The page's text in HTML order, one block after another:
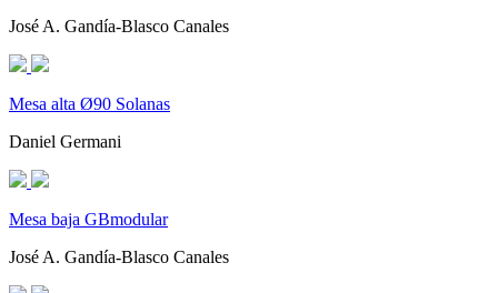
José A. Gandía-Blasco Canales
Mesa alta Ø90 Solanas
Daniel Germani
Mesa baja GBmodular
José A. Gandía-Blasco Canales